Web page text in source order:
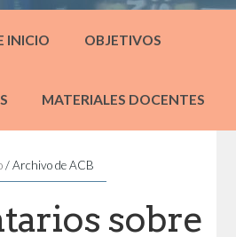
INICIO OBJETIVOS
MATERIALES DOCENTES
/Archivo de ACB
sobre